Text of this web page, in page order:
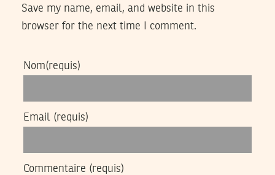
Save my name, email, and website in this
browser for the next time I comment.
Nom(requis)
Email (requis)
Commentaire (requis)